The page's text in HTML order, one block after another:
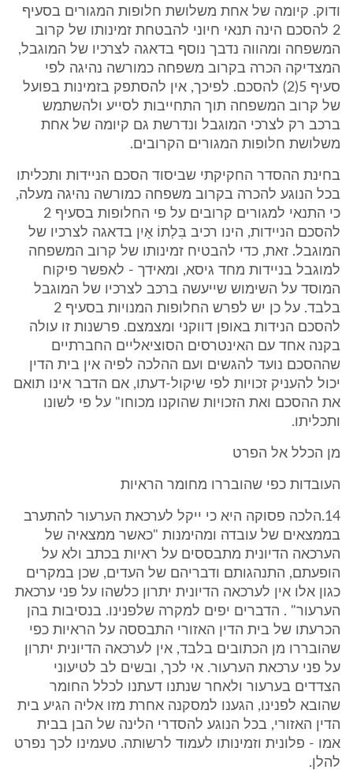
ודוק. קיומה של אחת משלושת חלופות המגורים בסעיף
2 להסכם הינה תנאי חיוני להבטחת זמינותו של קרוב
המשפחה ומהווה נדבך נוסף בדאגה לצרכיו של המוגבל,
המצדיקה הכרה בקרוב משפחה כמורשה נהיגה לפי
סעיף 5(2) להסכם. לפיכך, אין להסתפק בזמינות בפועל
של קרוב המשפחה תוך התחייבות לסייע ולהשתמש
ברכב רק לצרכי המוגבל ונדרשת גם קיומה של אחת
משלושת חלופות המגורים הקרובים.
בחינת ההסדר החקיקתי שביסוד הסכם הניידות ותכליתו
בכל הנוגע להכרה בקרוב משפחה כמורשה נהיגה מעלה,
כי התנאי למגורים קרובים על פי החלופות בסעיף 2
להסכם הניידות, הינו רכיב בִּלְתוֹ אָיִן בדאגה לצרכיו של
המוגבל. זאת, כדי להבטיח זמינותו של קרוב המשפחה
למוגבל בניידות מחד גיסא, ומאידך - לאפשר פיקוח
המוסד על השימוש שייעשה ברכב לצרכיו של המוגבל
בלבד. על כן יש לפרש החלופות המנויות בסעיף 2
להסכם הנידות באופן דווקני ומצמצם. פרשנות זו עולה
בקנה אחד עם האינטרסים הסוציאליים החברתיים
שההסכם נועד להגשים ועם ההלכה לפיה אין בית הדין
יכול להעניק זכויות לפי שיקול-דעתו, אם הדבר אינו תואם
את ההסכם ואת הזכויות שהוקנו מכוחו" על פי לשונו
ותכליתו.
מן הכלל אל הפרט
העובדות כפי שהובררו מחומר הראיות
14.הלכה פסוקה היא כי ייקל לערכאת הערעור להתערב
בממצאים של עובדה ומהימנות "כאשר ממצאיה של
הערכאה הדיונית מתבססים על ראיות בכתב ולא על
הופעתם, התנהגותם ודבריהם של העדים, שכן במקרים
כגון אלו אין לערכאה הדיונית יתרון כלשהו על פני ערכאת
הערעור" . הדברים יפים למקרה שלפנינו. בנסיבות בהן
הכרעתו של בית הדין האזורי התבססה על הראיות כפי
שהובררו מן הכתובים בלבד, אין לערכאה הדיונית יתרון
על פני ערכאת הערעור. אי לכך, ובשים לב לטיעוני
הצדדים בערעור ולאחר שנתנו דעתנו לכלל החומר
שהובא לפנינו, הגענו למסקנה אחרת מזו אליה הגיע בית
הדין האזורי, בכל הנוגע להסדרי הלינה של הבן בבית
אמו - פלונית וזמינותו לעמוד לרשותה. טעמינו לכך נפרט
להלן.